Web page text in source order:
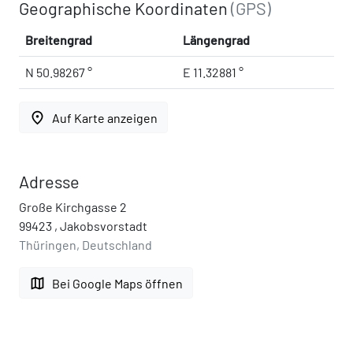
Geographische Koordinaten(GPS)
Breitengrad Längengrad
N 50.98267 ° E 11.32881 °
place Auf Karte anzeigen
Adresse
Große Kirchgasse 2
99423 , Jakobsvorstadt
Thüringen, Deutschland
map Bei Google Maps öffnen